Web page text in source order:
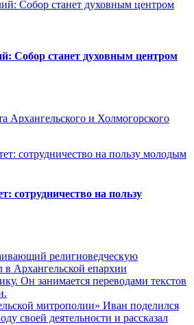
Собор станет духовным центром
Архангельского и Холмогорского
сотрудничество на пользу
религиоведческую
в Архангельской епархии
Он занимается переводами текстов
митрополии» Иван поделился
своей деятельности и рассказал